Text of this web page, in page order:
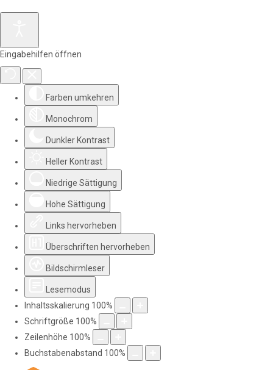
Eingabehilfen öffnen
Farben umkehren
Monochrom
Dunkler Kontrast
Heller Kontrast
Niedrige Sättigung
Hohe Sättigung
Links hervorheben
Überschriften hervorheben
Bildschirmleser
Lesemodus
Inhaltsskalierung 100%
Schriftgröße 100%
Zeilenhöhe 100%
Buchstabenabstand 100%